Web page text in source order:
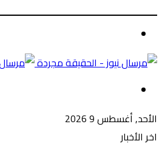
عن
الأحد, أغسطس 9 2026
اخر الأخبار